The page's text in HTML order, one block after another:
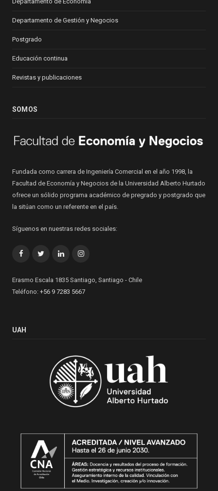
Departamento de Gestión y Negocios
Postgrado
Educación continua
Revistas y publicaciones
SOMOS
Fundada como carrera de Ingeniería Comercial en el año 1998, la
Facultad de Economía y Negocios de la Universidad Alberto Hurtado
ofrece un sólido programa académico de pregrado y postgrado que
la sitúan como un referente en el país.
Síguenos en nuestras redes sociales:
FacebookTwitterLinkedInInstagram
Erasmo Escala 1835 Santiago, Santiago - Chile
Teléfono: +56 9 7283 5667
UAH